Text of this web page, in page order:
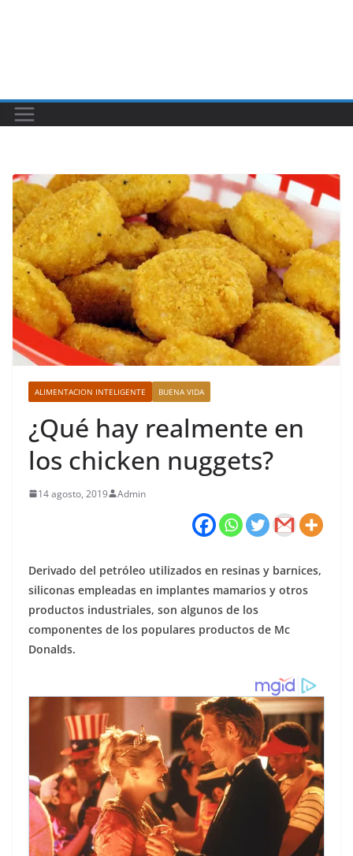
ALIMENTACION INTELIGENTE BUENA VIDA
¿Qué hay realmente en
los chicken nuggets?
14 agosto, 2019 Admin
Derivado del petróleo utilizados en resinas y barnices,
siliconas empleadas en implantes mamarios y otros
productos industriales, son algunos de los
componentes de los populares productos de Mc
Donalds.